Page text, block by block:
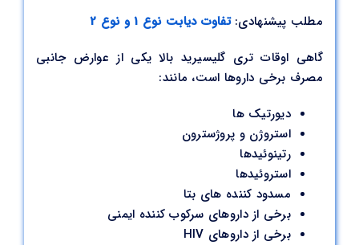
مطلب پیشنهادی:تفاوت دیابت نوع 1 و نوع 2
گاهی اوقات تری گلیسیرید بالا یکی از عوارض جانبی
مصرف برخی داروها است، مانند:
دیورتیک ها
استروژن و پروژسترون
رتینوئیدها
استروئیدها
مسدود کننده های بتا
برخی از داروهای سرکوب کننده ایمنی
برخی از داروهای HIV